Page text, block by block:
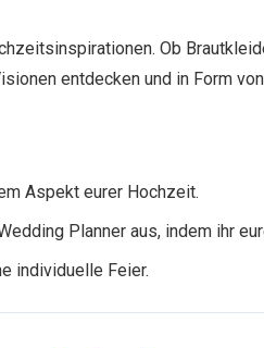
Ob
entdecken und in Form
Aspekt eurer Hochzeit.
Planner aus, indem ihr
individuelle Feier.